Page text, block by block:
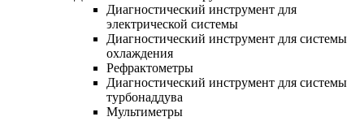
Диагностический инструмент для
электрической системы
Диагностический инструмент для системы
охлаждения
Рефрактометры
Диагностический инструмент для системы
турбонаддува
Мультиметры